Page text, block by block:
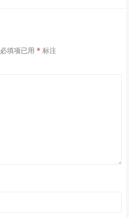
必填项已用* 标注